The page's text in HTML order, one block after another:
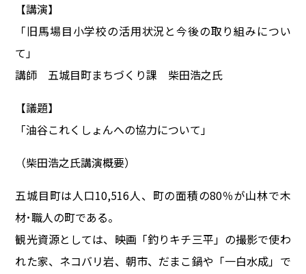
【講演】
「旧馬場目小学校の活用状況と今後の取り組みについ
て」
講師 五城目町まちづくり課 柴田浩之氏
【議題】
「油谷これくしょんへの協力について」
（柴田浩之氏講演概要）
五城目町は人口10,516人、町の面積の80％が山林で木
材･職人の町である。
観光資源としては、映画「釣りキチ三平」の撮影で使わ
れた家、ネコバリ岩、朝市、だまこ鍋や「一白水成」で